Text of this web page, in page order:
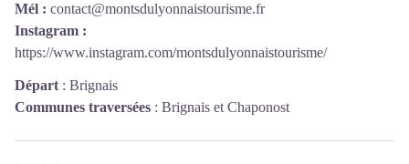
Mél : contact@montsdulyonnaistourisme.fr
Instagram :
https://www.instagram.com/montsdulyonnaistourisme/
Départ : Brignais
Communes traversées : Brignais et Chaponost